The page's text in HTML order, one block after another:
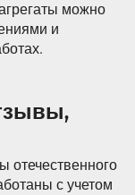
можно
и
отечественного
с учетом